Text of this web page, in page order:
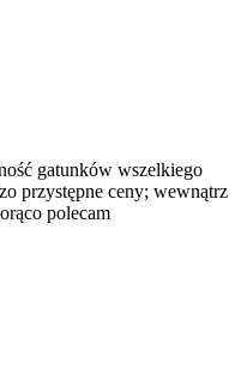
gatunków wszelkiego
przystępne ceny; wewnątrz
polecam